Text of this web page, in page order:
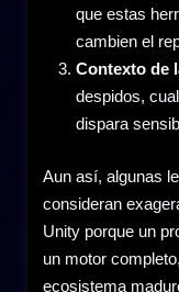
que estas
cambien el
Contexto de
despidos,
dispara
Aun así, algunas
consideran
Unity porque un
un motor
ecosistema